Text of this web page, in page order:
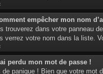
empêcher mon nom
trouverez dans votre panneau
verrez votre nom dans la liste.
perdu mon mot de passe !
de panique ! Bien que votre mot